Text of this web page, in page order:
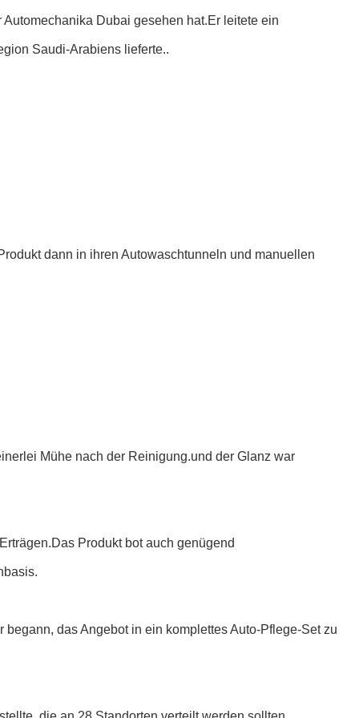
Dubai gesehen hat.Er leitete ein
Saudi-Arabiens lieferte..
dann in ihren Autowaschtunneln und manuellen
Mühe nach der Reinigung.und der Glanz war
Produkt bot auch genügend
das Angebot in ein komplettes Auto-Pflege-Set zu